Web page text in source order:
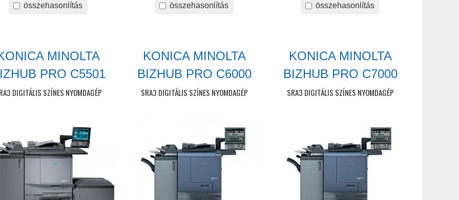
összehasonlítás összehasonlítás összehasonlítás
MINOLTA
PRO C5501
DIGITÁLIS SZÍNES NYOMDAGÉP
KONICA MINOLTA
BIZHUB PRO C6000
SRA3 DIGITÁLIS SZÍNES NYOMDAGÉP
KONICA MINOLTA
BIZHUB PRO C7000
SRA3 DIGITÁLIS SZÍNES NYOMDAGÉP